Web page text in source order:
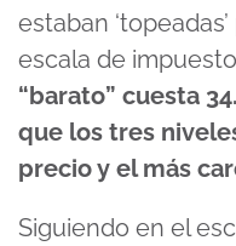
estaban
escala de
“barato” cuesta
que los tres
precio y el más
Siguiendo en el